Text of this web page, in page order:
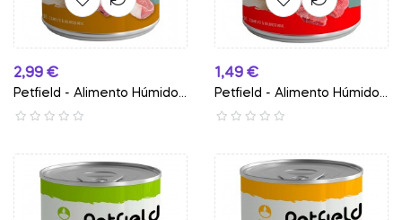
Preço
2,99 €
Petfield - Alimento Húmido...
Preço
1,49 €
Petfield - Alimento Húmido...